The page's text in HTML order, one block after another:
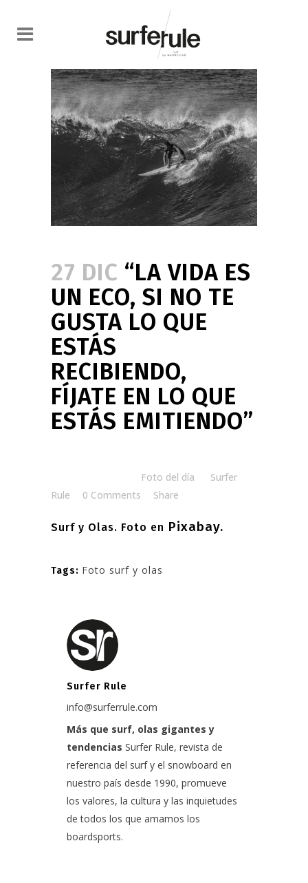
27 DIC “LA VIDA ES
UN ECO, SI NO TE
GUSTA LO QUE
ESTÁS
RECIBIENDO,
FÍJATE EN LO QUE
ESTÁS EMITIENDO”
Foto del día
Surfer
Rule
0 Comments Share
Surf y Olas. Foto en Pixabay.
Tags: Foto surf y olas
Surfer Rule
info@surferrule.com
Más que surf, olas gigantes y
tendencias Surfer Rule, revista de
referencia del surf y el snowboard en
nuestro país desde 1990, promueve
los valores, la cultura y las inquietudes
de todos los que amamos los
boardsports.